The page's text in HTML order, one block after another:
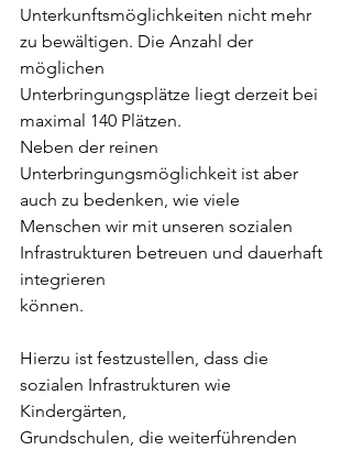
Unterkunftsmöglichkeiten nicht mehr
zu bewältigen. Die Anzahl der
möglichen
Unterbringungsplätze liegt derzeit bei
maximal 140 Plätzen.
Neben der reinen
Unterbringungsmöglichkeit ist aber
auch zu bedenken, wie viele
Menschen wir mit unseren sozialen
Infrastrukturen betreuen und dauerhaft
integrieren
können.
Hierzu ist festzustellen, dass die
sozialen Infrastrukturen wie
Kindergärten,
Grundschulen, die weiterführenden